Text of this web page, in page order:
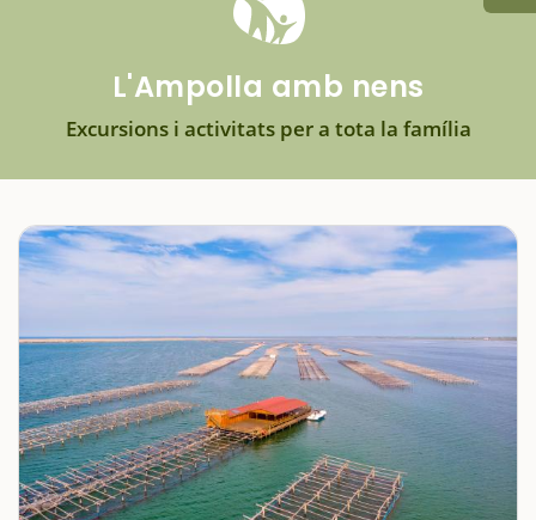
L'Ampolla amb nens
Excursions i activitats per a tota la família